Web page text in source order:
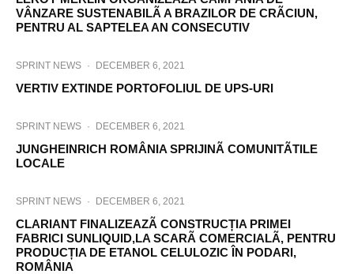
VÂNZARE SUSTENABILÃ A BRAZILOR DE CRÃCIUN,
PENTRU AL SAPTELEA AN CONSECUTIV
SPRINT NEWS · DECEMBER 6, 2021
VERTIV EXTINDE PORTOFOLIUL DE UPS-URI
SPRINT NEWS · DECEMBER 6, 2021
JUNGHEINRICH ROMÂNIA SPRIJINÃ COMUNITÃTILE
LOCALE
SPRINT NEWS · DECEMBER 6, 2021
CLARIANT FINALIZEAZÃ CONSTRUCȚIA PRIMEI
FABRICI SUNLIQUID,LA SCARÃ COMERCIALÃ, PENTRU
PRODUCȚIA DE ETANOL CELULOZIC ÎN PODARI,
ROMÂNIA